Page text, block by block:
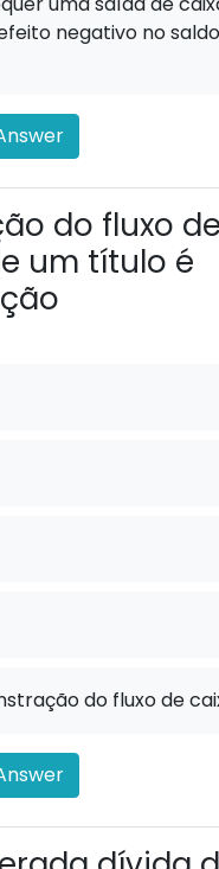
negativo no
do fluxo
um título é
do fluxo de